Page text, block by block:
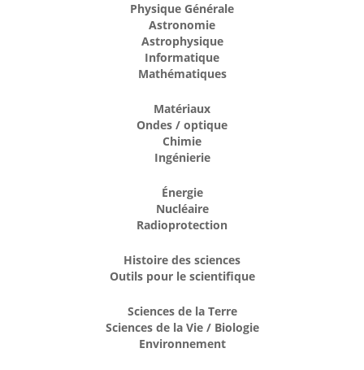
Physique Générale
Astronomie
Astrophysique
Informatique
Mathématiques
Matériaux
Ondes / optique
Chimie
Ingénierie
Énergie
Nucléaire
Radioprotection
Histoire des sciences
Outils pour le scientifique
Sciences de la Terre
Sciences de la Vie / Biologie
Environnement